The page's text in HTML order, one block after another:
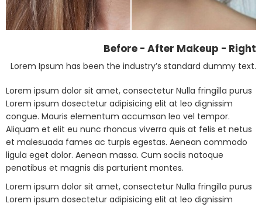
Before - After Makeup - Right
Lorem Ipsum has been the industry’s standard dummy text.
Lorem ipsum dolor sit amet, consectetur Nulla fringilla purus
Lorem ipsum dosectetur adipisicing elit at leo dignissim
congue. Mauris elementum accumsan leo vel tempor.
Aliquam et elit eu nunc rhoncus viverra quis at felis et netus
et malesuada fames ac turpis egestas. Aenean commodo
ligula eget dolor. Aenean massa. Cum sociis natoque
penatibus et magnis dis parturient montes.
Lorem ipsum dolor sit amet, consectetur Nulla fringilla purus
Lorem ipsum dosectetur adipisicing elit at leo dignissim